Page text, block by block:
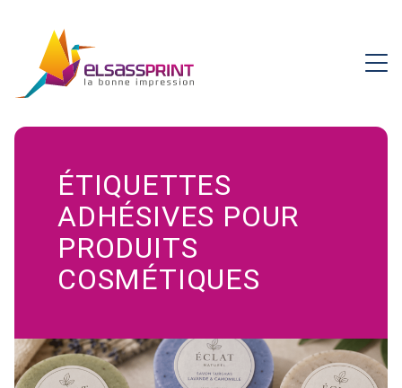
ÉTIQUETTES
ADHÉSIVES POUR
PRODUITS
COSMÉTIQUES